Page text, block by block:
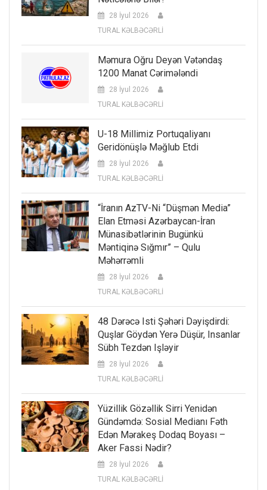
28 İyul 2026
TURAL KƏLBƏCƏRLİ
Məmura Oğru Deyən Vətəndaş
1200 Manat Cərimələndi
28 İyul 2026
TURAL KƏLBƏCƏRLİ
U-18 Millimiz Portuqaliyanı
Geridönüşlə Məğlub Etdi
28 İyul 2026
TURAL KƏLBƏCƏRLİ
“İranın AzTV-Ni “düşmən Media”
Elan Etməsi Azərbaycan-İran
Münasibətlərinin Bugünkü
Məntiqinə Sığmır” – Qulu
Məhərrəmli
28 İyul 2026
TURAL KƏLBƏCƏRLİ
48 Dərəcə Isti Şəhəri Dəyişdirdi:
Quşlar Göydən Yerə Düşür, Insanlar
Sübh Tezdən Işləyir
28 İyul 2026
TURAL KƏLBƏCƏRLİ
Yüzillik Gözəllik Sirri Yenidən
Gündəmdə: Sosial Medianı Fəth
Edən Mərakeş Dodaq Boyası –
Aker Fassi Nədir?
28 İyul 2026
TURAL KƏLBƏCƏRLİ